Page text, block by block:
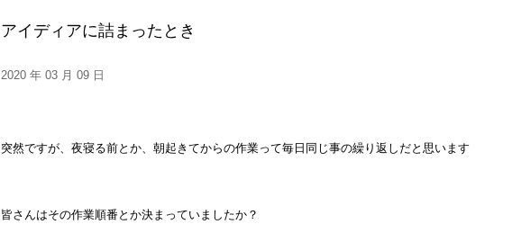
アイディアに詰まったとき
2020 年 03 月 09 日
突然ですが、夜寝る前とか、朝起きてからの作業って毎日同じ事の繰り返しだと思います
皆さんはその作業順番とか決まっていましたか？